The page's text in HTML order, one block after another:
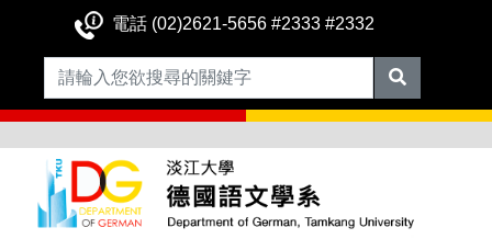
電話 (02)2621-5656 #2333 #2332